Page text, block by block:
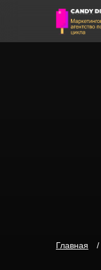
Главная /